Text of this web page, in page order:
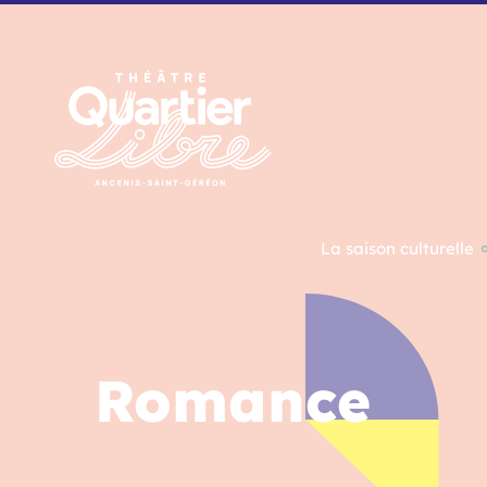
La saison culturelle
Romance
Panneau de gestion des cookies